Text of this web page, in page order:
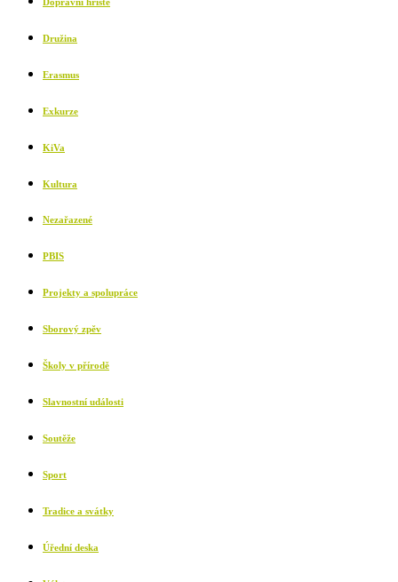
Družina
Erasmus
Exkurze
KiVa
Kultura
Nezařazené
PBIS
Projekty a spolupráce
Sborový zpěv
Školy v přírodě
Slavnostní události
Soutěže
Sport
Tradice a svátky
Úřední deska